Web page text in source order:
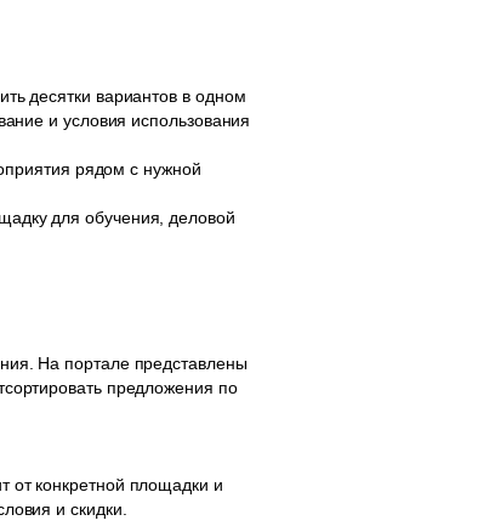
десятки вариантов в одном
и условия использования
рядом с нужной
для обучения, деловой
На портале представлены
предложения по
от конкретной площадки и
и скидки.